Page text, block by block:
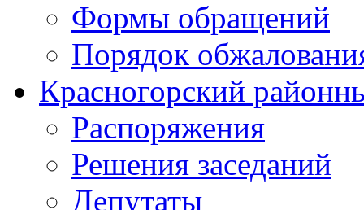
Формы обращений
Порядок
Красногорский
Распоряжения
Решения заседаний
Депутаты